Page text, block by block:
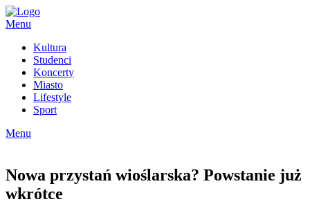
Skip
to
Menu
Kultura
Studenci
Koncerty
Miasto
Lifestyle
Sport
Menu
Nowa przystań wioślarska? Powstanie już
wkrótce